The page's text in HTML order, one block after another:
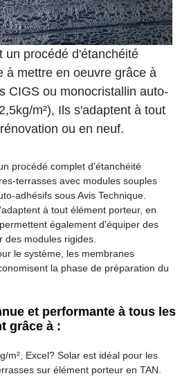
un procédé d'étanchéité
à mettre en oeuvre grâce à
CIGS ou monocristallin auto-
m²), Ils s'adaptent à tout
ou en neuf.
procédé complet d'étanchéité
terrasses avec modules souples
adhésifs sous Avis Technique.
à tout élément porteur, en
également d'équiper des
des modules rigides.
le système, les membranes
la phase de préparation du
et performante à tous les
grâce à :
m², Excel? Solar est idéal pour les
sur élément porteur en TAN.